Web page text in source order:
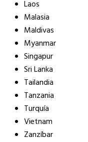
Laos
Malasia
Maldivas
Myanmar
Singapur
Sri Lanka
Tailandia
Tanzania
Turquía
Vietnam
Zanzíbar